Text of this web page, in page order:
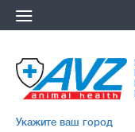
Укажите ваш город